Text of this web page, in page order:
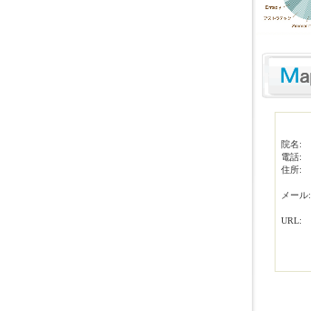
院名:
電話:
住所:
メール:
URL: